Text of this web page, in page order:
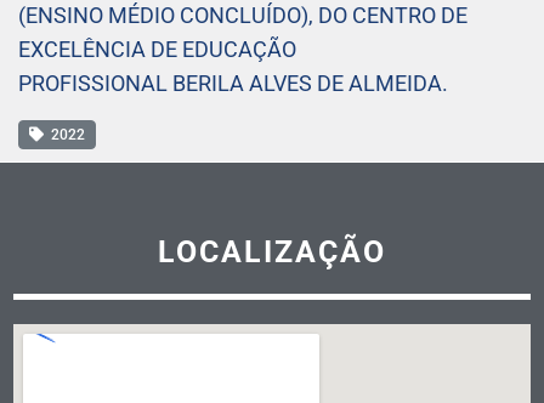
(ENSINO MÉDIO CONCLUÍDO), DO CENTRO DE
EXCELÊNCIA DE EDUCAÇÃO
PROFISSIONAL BERILA ALVES DE ALMEIDA.
2022
LOCALIZAÇÃO